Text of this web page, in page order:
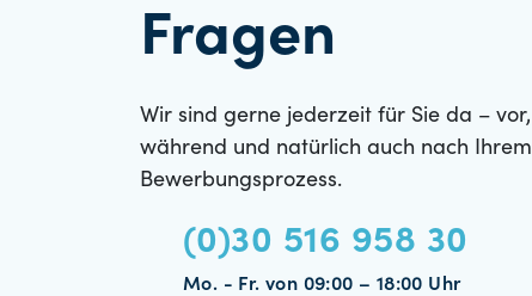
Fragen
Wir sind gerne jederzeit für Sie da – vor,
während und natürlich auch nach Ihrem
Bewerbungsprozess.
(0)30 516 958 30
Mo. - Fr. von 09:00 – 18:00 Uhr